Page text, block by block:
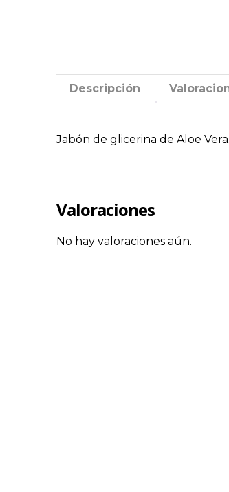
Descripción
Jabón de glicerina de Aloe
Valoraciones
No hay valoraciones aún.